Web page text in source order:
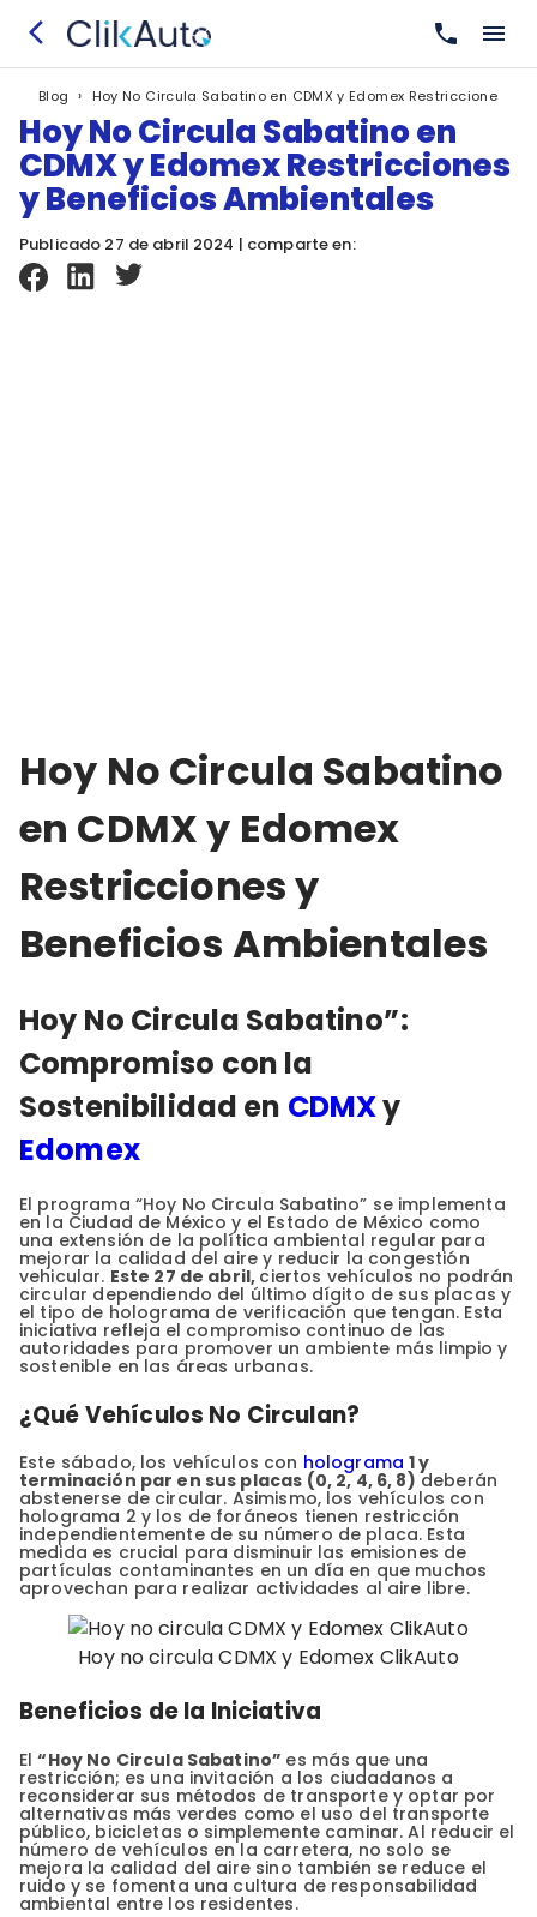
Blog › Hoy No Circula Sabatino en CDMX y Edomex Restricciones y
Hoy No Circula Sabatino en
CDMX y Edomex Restricciones
y Beneficios Ambientales
Publicado 27 de abril 2024 | comparte en:
Hoy No Circula Sabatino
en CDMX y Edomex
Restricciones y
Beneficios Ambientales
Hoy No Circula Sabatino”:
Compromiso con la
Sostenibilidad en CDMXy
Edomex
El programa “Hoy No Circula Sabatino” se implementa
en la Ciudad de México y el Estado de México como
una extensión de la política ambiental regular para
mejorar la calidad del aire y reducir la congestión
vehicular. Este 27 de abril, ciertos vehículos no podrán
circular dependiendo del último dígito de sus placas y
el tipo de holograma de verificación que tengan. Esta
iniciativa refleja el compromiso continuo de las
autoridades para promover un ambiente más limpio y
sostenible en las áreas urbanas.
¿Qué Vehículos No Circulan?
Este sábado, los vehículos con holograma 1 y
terminación par en sus placas (0, 2, 4, 6, 8) deberán
abstenerse de circular. Asimismo, los vehículos con
holograma 2 y los de foráneos tienen restricción
independientemente de su número de placa. Esta
medida es crucial para disminuir las emisiones de
partículas contaminantes en un día en que muchos
aprovechan para realizar actividades al aire libre.
Hoy no circula CDMX y Edomex ClikAuto
Beneficios de la Iniciativa
El“Hoy No Circula Sabatino” es más que una
restricción; es una invitación a los ciudadanos a
reconsiderar sus métodos de transporte y optar por
alternativas más verdes como el uso del transporte
público, bicicletas o simplemente caminar. Al reducir el
número de vehículos en la carretera, no solo se
mejora la calidad del aire sino también se reduce el
ruido y se fomenta una cultura de responsabilidad
ambiental entre los residentes.